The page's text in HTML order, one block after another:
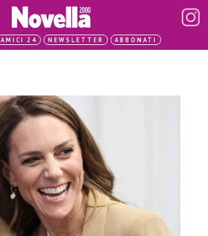
AMICI 24 NEWSLETTER ABBONATI